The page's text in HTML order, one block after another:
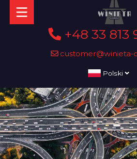
+48 33 813
customer@winieta-
Polski